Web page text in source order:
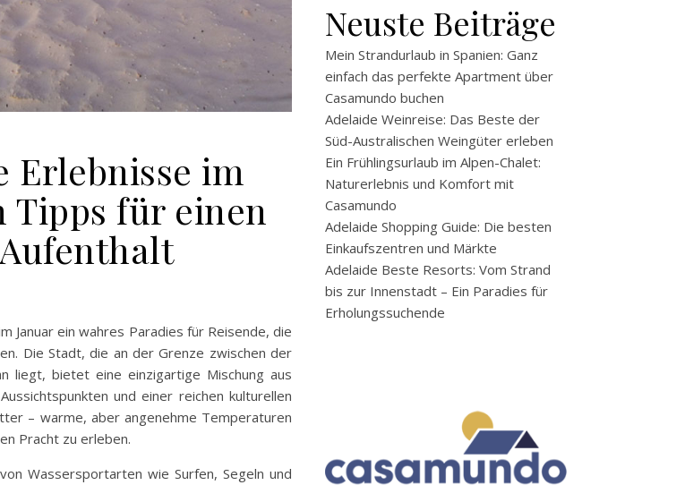
Erlebnisse im
Tipps für einen
Januar ein wahres Paradies für Reisende, die
Die Stadt, die an der Grenze zwischen der
liegt, bietet eine einzigartige Mischung aus
und einer reichen kulturellen
– warme, aber angenehme Temperaturen
Pracht zu erleben.
Wassersportarten wie Surfen, Segeln und
Neuste Beiträge
Mein Strandurlaub in Spanien: Ganz
einfach das perfekte Apartment über
Casamundo buchen
Adelaide Weinreise: Das Beste der
Süd-Australischen Weingüter erleben
Ein Frühlingsurlaub im Alpen-Chalet:
Naturerlebnis und Komfort mit
Casamundo
Adelaide Shopping Guide: Die besten
Einkaufszentren und Märkte
Adelaide Beste Resorts: Vom Strand
bis zur Innenstadt – Ein Paradies für
Erholungssuchende